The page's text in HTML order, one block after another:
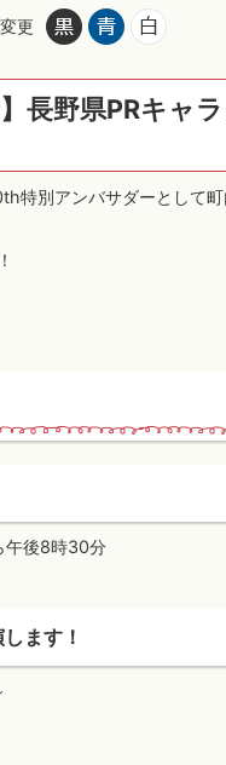
更
長野県PRキャ
特別アンバサダーとして
午後8時30分
ます！